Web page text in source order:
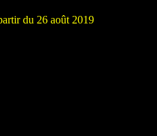
du 26 août 2019